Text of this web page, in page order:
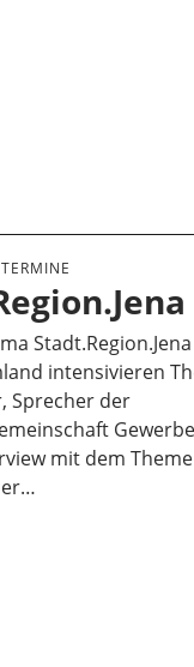
TERMINE
intensivieren
Sprecher der
mit dem